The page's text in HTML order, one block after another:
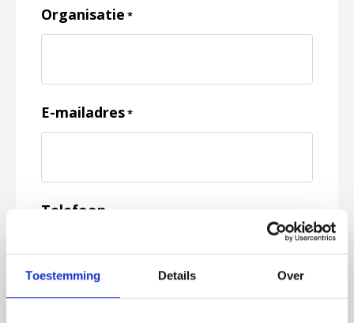
Toestemming Details Over
Organisatie *
E-mailadres*
Telefoon